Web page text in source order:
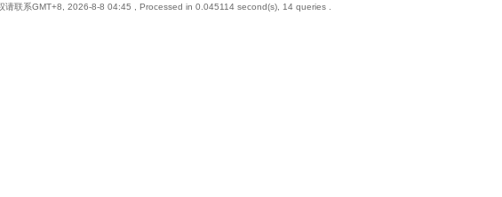
GMT+8, 2026-8-8 04:45 , Processed in 0.045114 second(s), 14 queries .
请联系